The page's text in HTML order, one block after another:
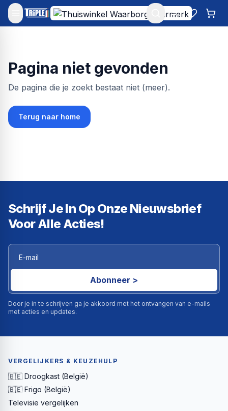
Mijn account
Pagina niet gevonden
De pagina die je zoekt bestaat niet (meer).
Terug naar home
Schrijf Je In Op Onze Nieuwsbrief
Voor Alle Acties!
Abonneer >
Door je in te schrijven ga je akkoord met het ontvangen van e-mails
met acties en updates.
VERGELIJKERS & KEUZEHULP
🇧🇪 Droogkast (België)
🇧🇪 Frigo (België)
Televisie vergelijken